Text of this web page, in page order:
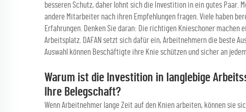
besseren Schutz, daher lohnt sich die Investition in ein gutes Paar.
andere Mitarbeiter nach ihren Empfehlungen fragen. Viele haben
Erfahrungen. Denken Sie daran: Die richtigen Knieschoner
Arbeitsplatz. DAFAN setzt sich dafür ein, Arbeitnehmern die beste
Auswahl können Beschäftigte ihre Knie schützen und sicher an
Warum ist die Investition in langlebige
Ihre Belegschaft?
Wenn Arbeitnehmer lange Zeit auf den Knien arbeiten, können sie